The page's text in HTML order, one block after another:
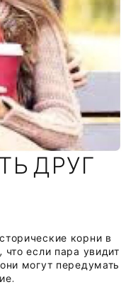
ДРУГ
корни в
если пара увидит
могут передумать